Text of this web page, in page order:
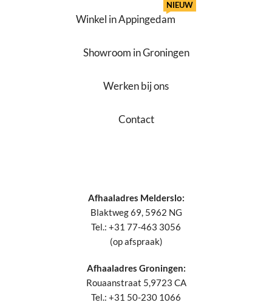
Winkel in Appingedam
NIEUW
Showroom in Groningen
Werken bij ons
Contact
Afhaaladres Melderslo:
Blaktweg 69, 5962 NG
Tel.: +31 77-463 3056
(op afspraak)
Afhaaladres Groningen:
Rouaanstraat 5,9723 CA
Tel.: +31 50-230 1066